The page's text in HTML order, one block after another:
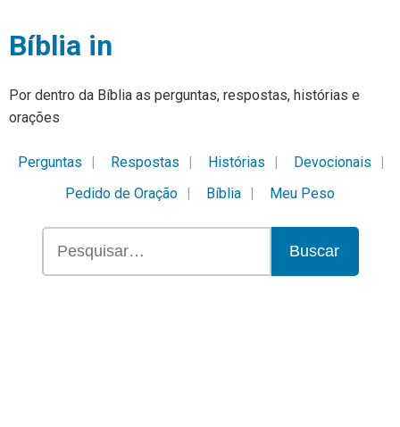
Bíblia in
Por dentro da Bíblia as perguntas, respostas, histórias e
orações
Perguntas Respostas Histórias
Devocionais
Pedido de Oração
Bíblia Meu Peso
Buscar